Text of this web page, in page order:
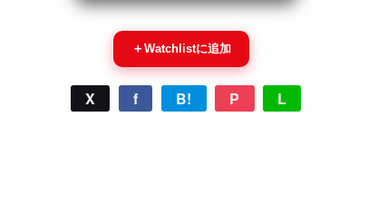
＋Watchlistに追加
X f B! P L